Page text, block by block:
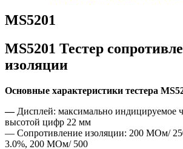
MS5201
MS5201 Тестер
изоляции
Основные характеристики тестера
— Дисплей: максимально индицируемое
высотой цифр 22 мм
— Сопротивление изоляции: 200 MОм/
3.0%, 200 MОм/ 500